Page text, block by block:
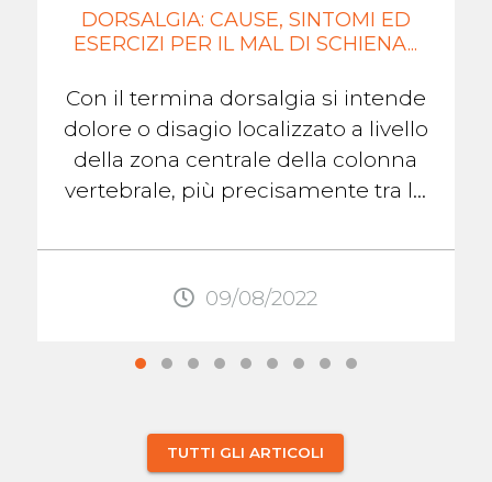
DORSALGIA: CAUSE, SINTOMI ED
ESERCIZI PER IL MAL DI SCHIENA...
Con il termina dorsalgia si intende
dolore o disagio localizzato a livello
della zona centrale della colonna
vertebrale, più precisamente tra le
quello ...
09/08/2022
TUTTI GLI ARTICOLI